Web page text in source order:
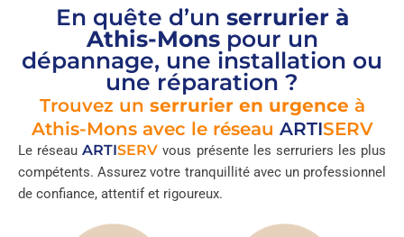
En quête d’un serrurier à
Athis-Monspour un
dépannage, une installation ou
une réparation ?
Trouvez un serrurier en urgence à
Athis-Mons avec le réseau ARTISERV
Le réseauARTISERVvous présente les serruriers les plus
compétents. Assurez votre tranquillité avec un professionnel
de confiance, attentif et rigoureux.